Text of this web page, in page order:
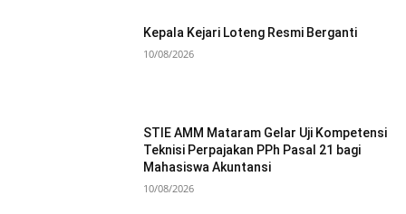
Kepala Kejari Loteng Resmi Berganti
10/08/2026
STIE AMM Mataram Gelar Uji Kompetensi
Teknisi Perpajakan PPh Pasal 21 bagi
Mahasiswa Akuntansi
10/08/2026